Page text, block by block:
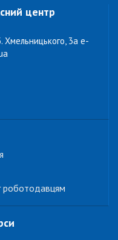
центр
Хмельницького, 3а e-
роботодавцям